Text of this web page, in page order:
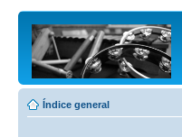
Índice general